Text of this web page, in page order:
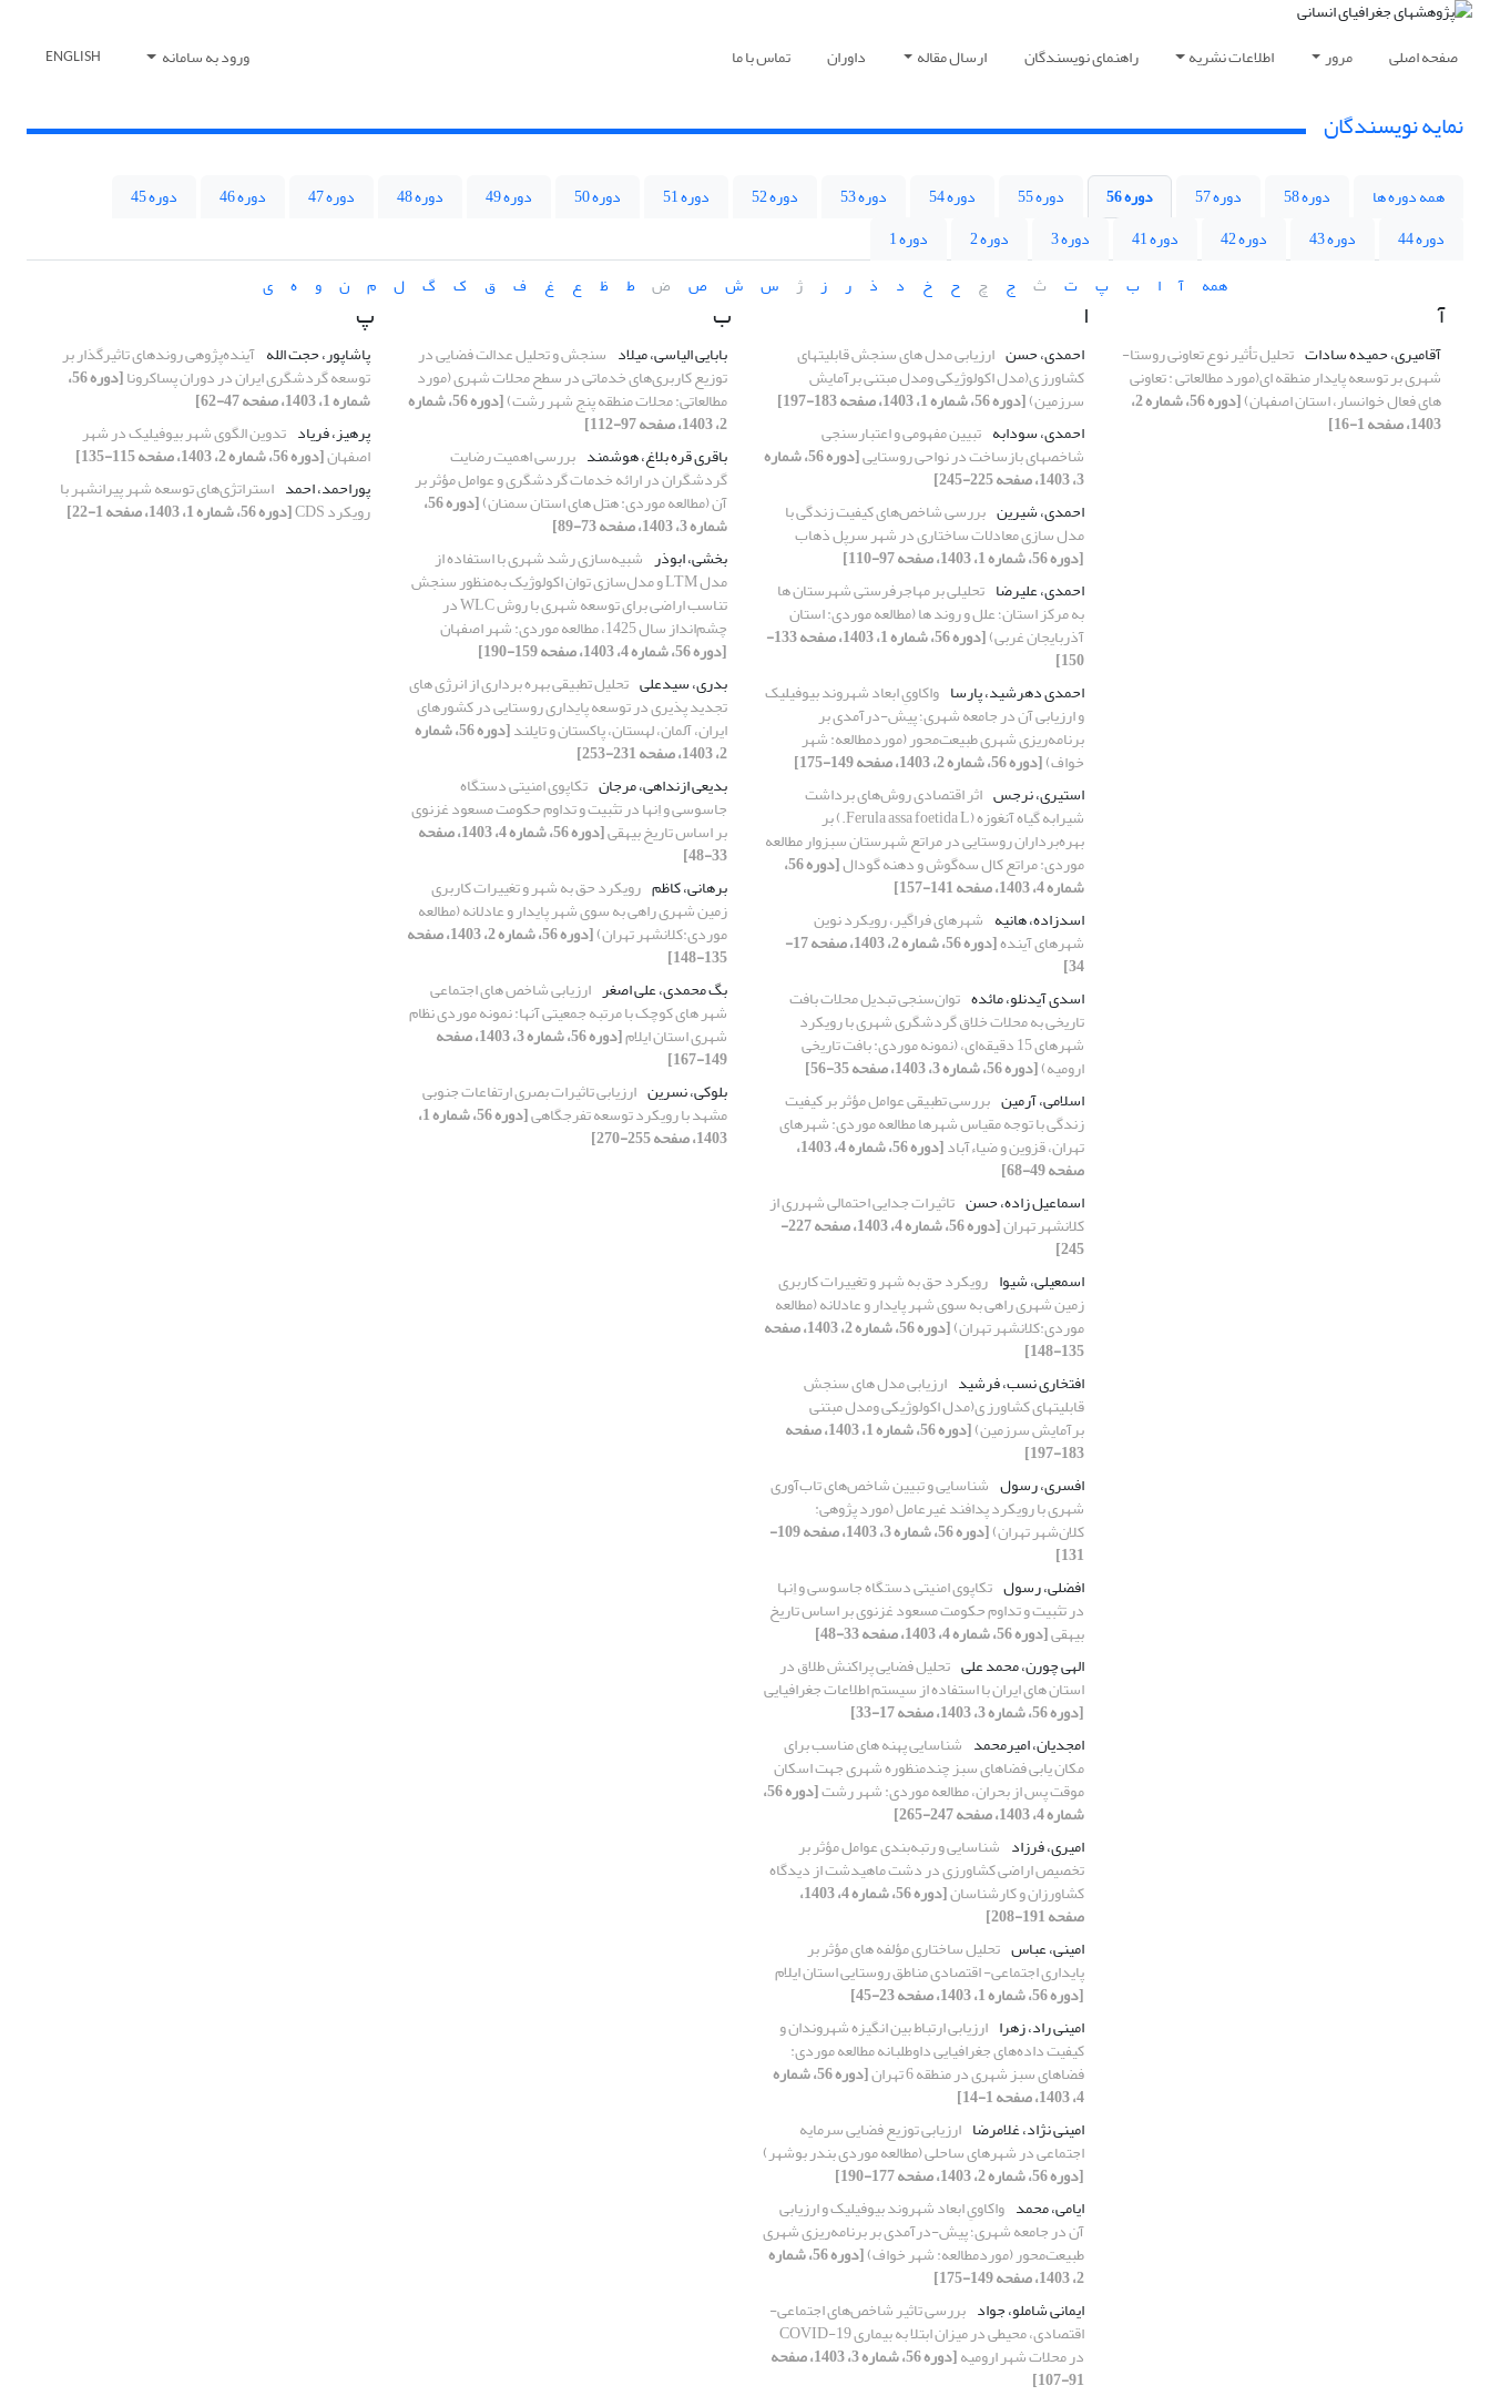
صفحه اصلی مرور اطلاعات نشریه راهنمای نویسندگان ارسال مقاله داوران تماس با ما ورود به سامانه ENGLISH
نمایه نویسندگان
همه دوره ها دوره 58 دوره 57 دوره 56 دوره 55 دوره 54 دوره 53 دوره 52 دوره 51 دوره 50 دوره 49 دوره 48 دوره 47 دوره 46
دوره 45
دوره 44
دوره 43 دوره 42 دوره 41 دوره 3 دوره 2
دوره 1
همه
آ ا ب پ ت ث ج چ ح خ د ذ ر ز ژ س ش ص ض ط ظ ع غ ف ق ک گ ل م ن و ه ی
آ
آقامیری، حمیده سادات تحلیل تأثیر نوع تعاونی روستا-
شهری بر توسعه پایدار منطقه ای(مورد مطالعاتی : تعاونی
های فعال خوانسار، استان اصفهان) [دوره 56، شماره 2،
1403، صفحه 1-16]
ا
احمدی، حسن ارزیابی مدل های سنجش قابلیتهای
کشاورز ی(مدل اکولوژیکی ومدل مبتنی برآمایش
سرزمین)[دوره 56، شماره 1، 1403، صفحه 183-197]
احمدی، سودابه تبیین مفهومی و اعتبارسنجی
شاخصهای بازساخت در نواحی روستایی [دوره 56، شماره
3، 1403، صفحه 225-245]
احمدی، شیرین بررسی شاخص‌های کیفیت زندگی با
مدل سازی معادلات ساختاری در شهر سرپل ذهاب
[دوره 56، شماره 1، 1403، صفحه 97-110]
احمدی، علیرضا تحلیلی بر مهاجرفرستی شهرستان ها
به مرکز استان؛ علل و روند ها (مطالعه موردی: استان
آذربایجان غربی) [دوره 56، شماره 1، 1403، صفحه 133-
150]
احمدی دهرشید، پارسا واکاویِ ابعاد شهروند بیوفیلیک
و ارزیابی آن در جامعه شهری؛ پیش-درآمدی بر
برنامه‌ریزی شهری طبیعت‌محور (موردمطالعه: شهر
خواف)[دوره 56، شماره 2، 1403، صفحه 149-175]
استیری، نرجس اثر اقتصادی روش‌های برداشت
شیرابه گیاه آنغوزه (Ferula assa foetida L.) بر
بهره‌برداران روستایی در مراتع شهرستان سبزوار مطالعه
موردی: مراتع کال سه‌گوش و دهنه گودال [دوره 56،
شماره 4، 1403، صفحه 141-157]
اسدزاده، هانیه شهرهای فراگیر، رویکرد نوین
شهرهای آینده [دوره 56، شماره 2، 1403، صفحه 17-
34]
اسدی آیدنلو، مائده توان‌سنجی تبدیل محلات بافت
تاریخی به محلات خلاق گردشگری شهری با رویکرد
شهرهای 15 دقیقه‌ای، (نمونه‌ موردی: بافت تاریخی
ارومیه)[دوره 56، شماره 3، 1403، صفحه 35-56]
اسلامی، آرمین بررسی تطبیقی عوامل مؤثر بر کیفیت
زندگی با توجه مقیاس شهرها مطالعه موردی: شهرهای
تهران، قزوین و ضیاءآباد [دوره 56، شماره 4، 1403،
صفحه 49-68]
اسماعیل زاده، حسن تاثیرات جدایی احتمالی شهرری از
کلانشهر تهران [دوره 56، شماره 4، 1403، صفحه 227-
245]
اسمعیلی، شیوا رویکرد حق به شهر و تغییرات کاربری
زمین شهری راهی به سوی شهر پایدار و عادلانه (مطالعه
موردی:کلانشهر تهران) [دوره 56، شماره 2، 1403، صفحه
135-148]
افتخاری نسب، فرشید ارزیابی مدل های سنجش
قابلیتهای کشاورز ی(مدل اکولوژیکی ومدل مبتنی
برآمایش سرزمین) [دوره 56، شماره 1، 1403، صفحه
183-197]
افسری، رسول شناسایی و تبیین شاخص‌های تاب‌آوری
شهری با رویکرد پدافند غیرعامل (مورد پژوهی:
کلان‌شهر تهران) [دوره 56، شماره 3، 1403، صفحه 109-
131]
افضلی، رسول تکاپوی امنیتی دستگاه جاسوسی و اِنها
در تثبیت و تداوم حکومت مسعود غزنوی بر اساس تاریخ
بیهقی[دوره 56، شماره 4، 1403، صفحه 33-48]
الهی چورن، محمد علی تحلیل فضایی پراکنش طلاق در
استان های ایران با استفاده از سیستم اطلاعات جغرافیایی
[دوره 56، شماره 3، 1403، صفحه 17-33]
امجدیان، امیرمحمد شناسایی پهنه های مناسب برای
مکان یابی فضاهای سبز چندمنظوره شهری جهت اسکان
موقت پس از بحران، مطالعه موردی: شهر رشت [دوره 56،
شماره 4، 1403، صفحه 247-265]
امیری، فرزاد شناسایی و رتبه‌بندی عوامل مؤثر بر
تخصیص اراضی کشاورزی در دشت ماهیدشت از دیدگاه
کشاورزان و کارشناسان [دوره 56، شماره 4، 1403،
صفحه 191-208]
امینی، عباس تحلیل ساختاری مؤلفه های مؤثر بر
پایداری اجتماعی- اقتصادی مناطق روستایی استان ایلام
[دوره 56، شماره 1، 1403، صفحه 23-45]
امینی راد، زهرا ارزیابی ارتباط بین انگیزه شهروندان و
کیفیت داده‌های جغرافیایی داوطلبانه مطالعه موردی:
فضاهای سبز شهری در منطقه 6 تهران [دوره 56، شماره
4، 1403، صفحه 1-14]
امینی نژاد، غلامرضا ارزیابی توزیع فضایی سرمایه
اجتماعی در شهرهای ساحلی (مطالعه موردی بندر بوشهر)
[دوره 56، شماره 2، 1403، صفحه 177-190]
ایامی، محمد واکاویِ ابعاد شهروند بیوفیلیک و ارزیابی
آن در جامعه شهری؛ پیش-درآمدی بر برنامه‌ریزی شهری
طبیعت‌محور (موردمطالعه: شهر خواف) [دوره 56، شماره
2، 1403، صفحه 149-175]
ایمانی شاملو، جواد بررسی تاثیر شاخص‌های اجتماعی-
اقتصادی، محیطی در میزان ابتلا به بیماری COVID-19
در محلات شهر ارومیه [دوره 56، شماره 3، 1403، صفحه
91-107]
ب
بابایی الیاسی، میلاد سنجش و تحلیل عدالت فضایی در
توزیع کاربری‌های خدماتی در سطح محلات شهری (مورد
مطالعاتی: محلات منطقه پنج شهر رشت) [دوره 56، شماره
2، 1403، صفحه 97-112]
باقری قره بلاغ، هوشمند بررسی اهمیت رضایت
گردشگران در ارائه خدمات گردشگری و عوامل مؤثر بر
آن (مطالعه موردی: هتل های استان سمنان) [دوره 56،
شماره 3، 1403، صفحه 73-89]
بخشی، ابوذر شبیه‌سازی رشد شهری با استفاده از
مدل LTM و مدل‌سازی توان اکولوژیک به‌منظور سنجش
تناسب اراضی برای توسعه شهری با روش WLC در
چشم‌انداز سال 1425، مطالعه موردی: شهر اصفهان
[دوره 56، شماره 4، 1403، صفحه 159-190]
بدری، سیدعلی تحلیل تطبیقی بهره برداری از انرژی های
تجدید پذیری در توسعه پایداری روستایی در کشورهای
ایران، آلمان، لهستان، پاکستان و تایلند [دوره 56، شماره
2، 1403، صفحه 231-253]
بدیعی ازنداهی، مرجان تکاپوی امنیتی دستگاه
جاسوسی و اِنها در تثبیت و تداوم حکومت مسعود غزنوی
بر اساس تاریخ بیهقی [دوره 56، شماره 4، 1403، صفحه
33-48]
برهانی، کاظم رویکرد حق به شهر و تغییرات کاربری
زمین شهری راهی به سوی شهر پایدار و عادلانه (مطالعه
موردی:کلانشهر تهران) [دوره 56، شماره 2، 1403، صفحه
135-148]
بگ محمدی، علی اصغر ارزیابی شاخص های اجتماعی
شهر های کوچک با مرتبه جمعیتی آنها: نمونه موردی نظام
شهری استان ایلام [دوره 56، شماره 3، 1403، صفحه
149-167]
بلوکی، نسرین ارزیابی تاثیرات بصری ارتفاعات جنوبی
مشهد با رویکرد توسعه تفرجگاهی [دوره 56، شماره 1،
1403، صفحه 255-270]
پ
پاشاپور، حجت الله آینده‌پژوهی روندهای تاثیرگذار بر
توسعه گردشگری ایران در دوران پساکرونا [دوره 56،
شماره 1، 1403، صفحه 47-62]
پرهیز، فریاد تدوین الگوی شهر بیوفیلیک در شهر
اصفهان[دوره 56، شماره 2، 1403، صفحه 115-135]
پوراحمد، احمد استراتژی‌های توسعه شهر پیرانشهر با
رویکرد CDS [دوره 56، شماره 1، 1403، صفحه 1-22]